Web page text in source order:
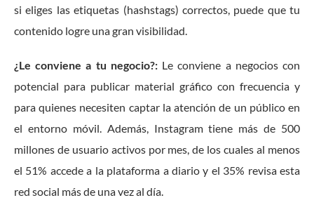
si eliges las etiquetas (hashstags) correctos, puede que tu
contenido logre una gran visibilidad.
¿Le conviene a tu negocio?: Le conviene a negocios con
potencial para publicar material gráfico con frecuencia y
para quienes necesiten captar la atención de un público en
el entorno móvil. Además, Instagram tiene más de 500
millones de usuario activos por mes, de los cuales al menos
el 51% accede a la plataforma a diario y el 35% revisa esta
red social más de una vez al día.